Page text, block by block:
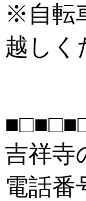
※自転
越しく
吉祥寺
電話番